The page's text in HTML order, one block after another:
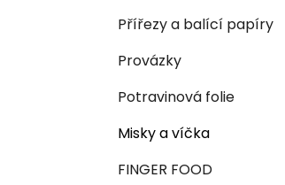
Přířezy a balící papíry
Provázky
Potravinová folie
Misky a víčka
FINGER FOOD